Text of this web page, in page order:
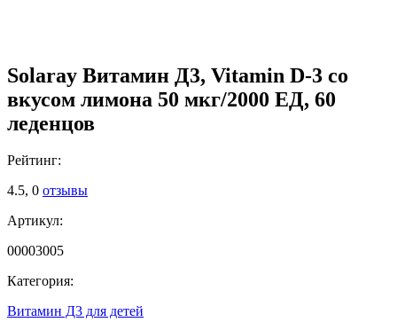
Solaray Витамин Д3, Vitamin D-3 со
вкусом лимона 50 мкг/2000 ЕД, 60
леденцов
Рейтинг:
4.5, 0 отзывы
Артикул:
00003005
Категория:
Витамин Д3 для детей